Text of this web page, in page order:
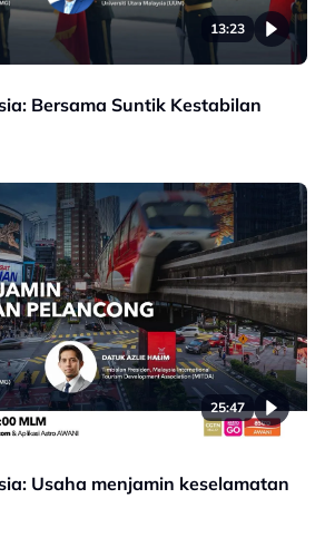
13:23
Bersama Suntik Kestabilan
25:47
Usaha menjamin keselamatan